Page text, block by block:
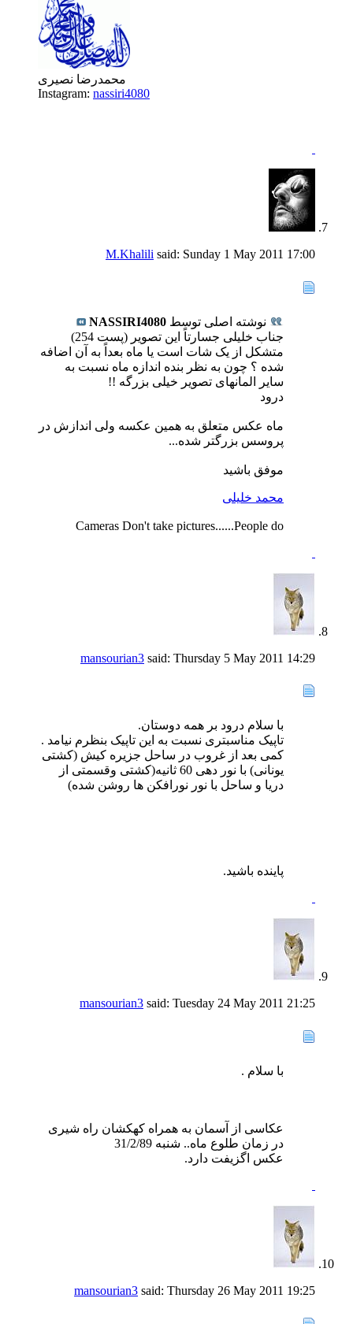
محمدرضا نصیری
Instagram: nassiri4080
M.Khalili said: Sunday 1 May 2011 17:00
نوشته اصلی توسط NASSIRI4080
جناب خلیلی جسارتاً این تصویر (پست 254)
متشکل از یک شات است یا ماه بعداً به آن اضافه
شده ؟ چون به نظر بنده اندازه ماه نسبت به
سایر المانهای تصویر خیلی بزرگه !!
درود
ماه عکس متعلق به همین عکسه ولی اندازش در
پروسس بزرگتر شده...
موفق باشید
محمد خلیلی
Cameras Don't take pictures......People do
mansourian3 said: Thursday 5 May 2011 14:29
با سلام درود بر همه دوستان.
تاپیک مناسبتری نسبت به این تاپیک بنظرم نیامد .
کمی بعد از غروب در ساحل جزیره کیش (کشتی
یونانی) با نور دهی 60 ثانیه(کشتی وقسمتی از
دریا و ساحل با نور نورافکن ها روشن شده)
پاینده باشید.
mansourian3 said: Tuesday 24 May 2011 21:25
با سلام .
عکاسی از آسمان به همراه کهکشان راه شیری
در زمان طلوع ماه.. شنبه 31/2/89
عکس اگزیفت دارد.
mansourian3 said: Thursday 26 May 2011 19:25